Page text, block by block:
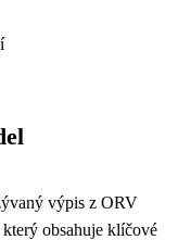
výpis z ORV
obsahuje klíčové